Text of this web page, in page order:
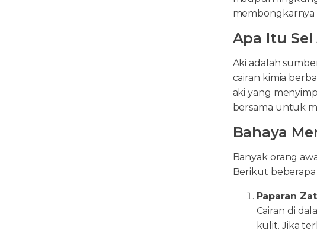
membongkarnya
Apa Itu Sel
Aki adalah
cairan kimia
aki yang
bersama untuk
Bahaya
Banyak orang
Berikut
Paparan
Cairan di
kulit. Jika